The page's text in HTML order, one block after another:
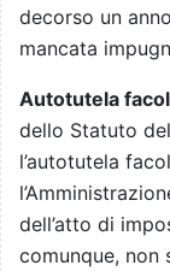
decorso un
mancata
Autotutela
dello Statuto
l’autotutela
dell’atto di
comunque, non